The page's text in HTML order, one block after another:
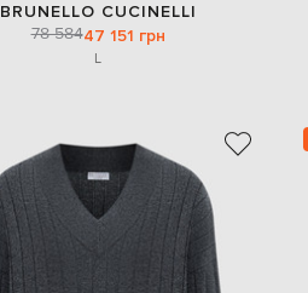
BRUNELLO CUCINELLI
78 58447 151 грн
L